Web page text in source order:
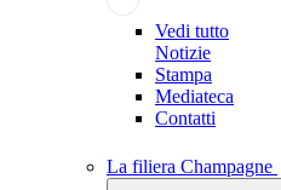
Vedi tutto
Notizie
Stampa
Mediateca
Contatti
La filiera Champagne